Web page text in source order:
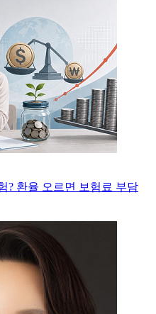
? 환율 오르면 보험료 부담